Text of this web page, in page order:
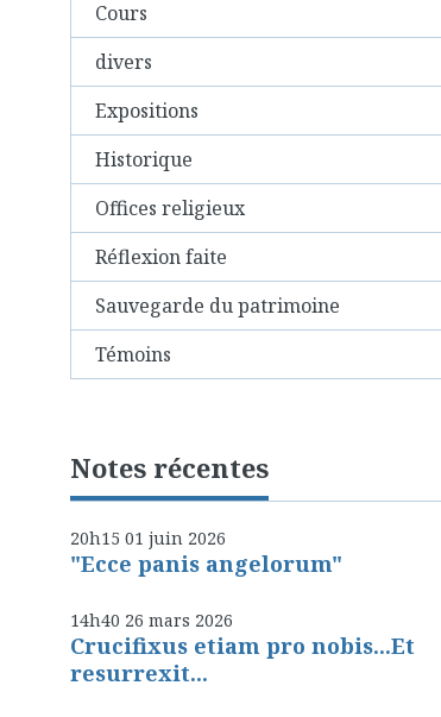
Cours
divers
Expositions
Historique
Offices religieux
Réflexion faite
Sauvegarde du patrimoine
Témoins
Notes récentes
20h15 01 juin 2026
"Ecce panis angelorum"
14h40 26 mars 2026
Crucifixus etiam pro nobis...Et
resurrexit...